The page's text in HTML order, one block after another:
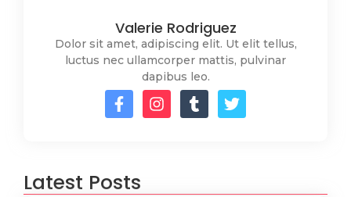
Valerie Rodriguez
Dolor sit amet, adipiscing elit. Ut elit tellus,
luctus nec ullamcorper mattis, pulvinar
dapibus leo.
Latest Posts